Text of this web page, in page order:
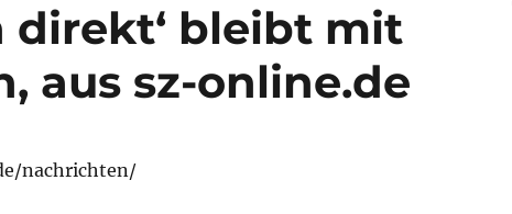
direkt‘ bleibt mit
aus sz-online.de
nachrichten/